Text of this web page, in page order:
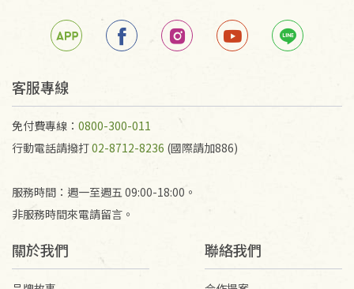
客服專線
免付費專線： 0800-300-011
行動電話請撥打02-8712-8236 (國際請加886)
服務時間：週一至週五 09:00-18:00。
非服務時間來電請留言。
關於我們 聯絡我們